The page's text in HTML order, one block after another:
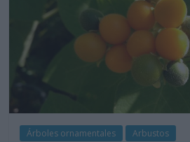
Árboles ornamentales Arbustos